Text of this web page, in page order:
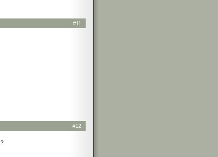
#11
#12